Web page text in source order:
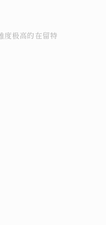
度极高的在留特